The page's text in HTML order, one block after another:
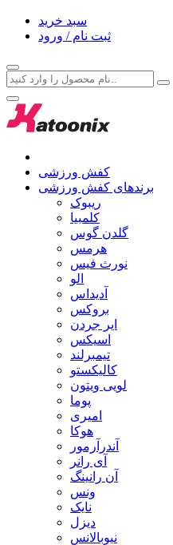
سبد خرید
ثبت نام / ورود
کفش ورزشی
برندهای کفش ورزشی
ریبوک
کلمبیا
گلدن گوس
هرمس
نورث فیس
الو
آدیداس
بروکس
ایر جردن
اسیکس
تیمبرلند
کالیکستو
لویی ویتون
پوما
امیری
هوکا
آندرآرمور
آی رانر
آن رانینگ
ونس
نایک
دیزل
نیوبالانس